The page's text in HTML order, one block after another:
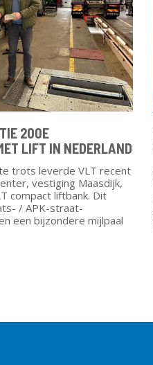
200E
LIFT IN NEDERLAND
trots leverde VLT recent
vestiging Maasdijk,
compact liftbank. Dit
/ APK-straat-
een bijzondere mijlpaal